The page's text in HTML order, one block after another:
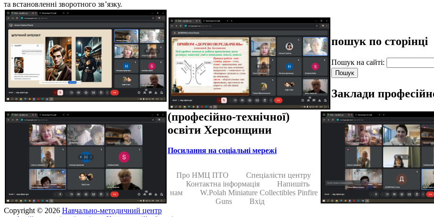
та встановленні зворотного зв’язку.
пошук по сторінці
Пошук на сайті:
Заклади
(професійно-технічної)
освіти Херсонщини
Посилання на соціальні мережі
Про НМЦ ПТО
Спеціалісти центру
Контактна інформація
Напишіть
нам
W.Polah Miniature Collectibles Pinfire
Guns
Вхід
Copyright © 2026 Навчально-методичний центр